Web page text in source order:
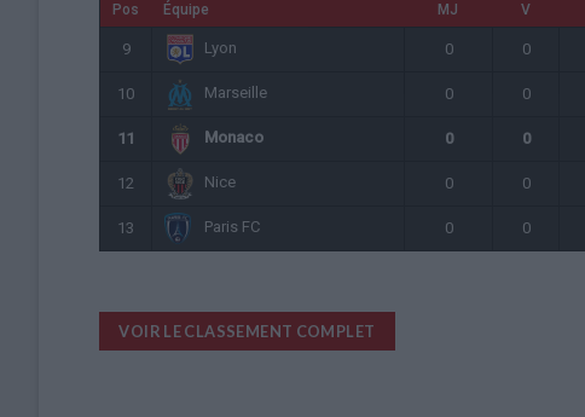
Pos Équipe MJ V
9 Lyon 0 0
10 Marseille 0 0
11 Monaco 0 0
12 Nice 0 0
13 Paris FC 0 0
VOIR LE CLASSEMENT COMPLET